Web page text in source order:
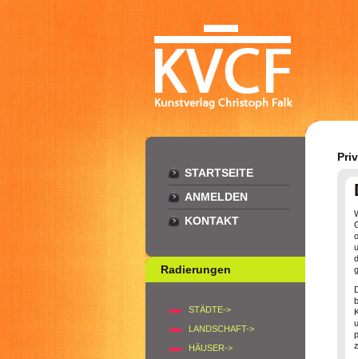
STARTSEITE
ANMELDEN
KONTAKT
Radierungen
STÄDTE->
LANDSCHAFT->
HÄUSER->